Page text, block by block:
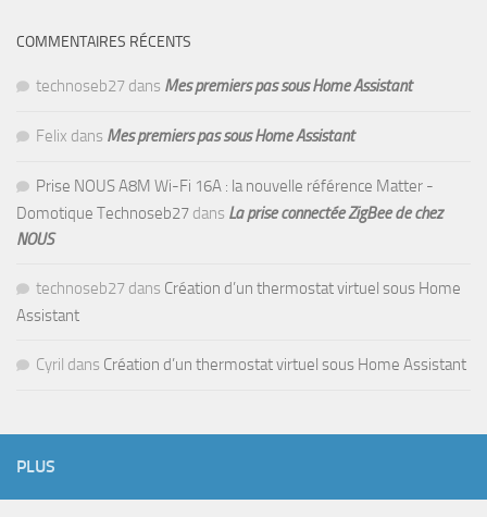
COMMENTAIRES RÉCENTS
technoseb27 dans Mes premiers pas sous Home Assistant
Felix dans Mes premiers pas sous Home Assistant
Prise NOUS A8M Wi-Fi 16A : la nouvelle référence Matter -
Domotique Technoseb27 dans La prise connectée ZigBee de chez
NOUS
technoseb27 dans Création d’un thermostat virtuel sous Home
Assistant
Cyril dans Création d’un thermostat virtuel sous Home Assistant
PLUS